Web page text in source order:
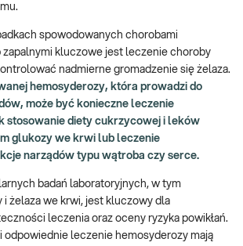
spowodowanych chorobami
kluczowe jest leczenie choroby
nadmierne gromadzenie się żelaza.
hemosyderozy, która prowadzi do
może być konieczne leczenie
stosowanie diety cukrzycowej i leków
glukozy we krwi lub leczenie
narządów typu wątroba czy serce.
badań laboratoryjnych, w tym
żelaza we krwi, jest kluczowy dla
leczenia oraz oceny ryzyka powikłań.
odpowiednie leczenie hemosyderozy mają